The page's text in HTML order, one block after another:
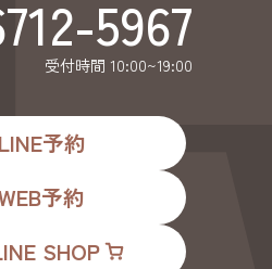
5967
受付時間 10:00~19:00
LINE予約
予約
SHOP